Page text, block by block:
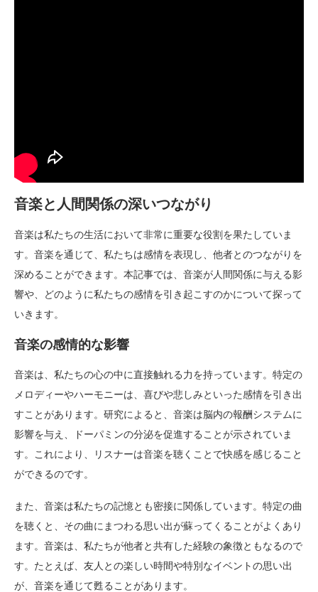
音楽と人間関係の深いつながり
音楽は私たちの生活において非常に重要な役割を果たしていま
す。音楽を通じて、私たちは感情を表現し、他者とのつながりを
深めることができます。本記事では、音楽が人間関係に与える影
響や、どのように私たちの感情を引き起こすのかについて探って
いきます。
音楽の感情的な影響
音楽は、私たちの心の中に直接触れる力を持っています。特定の
メロディーやハーモニーは、喜びや悲しみといった感情を引き出
すことがあります。研究によると、音楽は脳内の報酬システムに
影響を与え、ドーパミンの分泌を促進することが示されていま
す。これにより、リスナーは音楽を聴くことで快感を感じること
ができるのです。
また、音楽は私たちの記憶とも密接に関係しています。特定の曲
を聴くと、その曲にまつわる思い出が蘇ってくることがよくあり
ます。音楽は、私たちが他者と共有した経験の象徴ともなるので
す。たとえば、友人との楽しい時間や特別なイベントの思い出
が、音楽を通じて甦ることがあります。